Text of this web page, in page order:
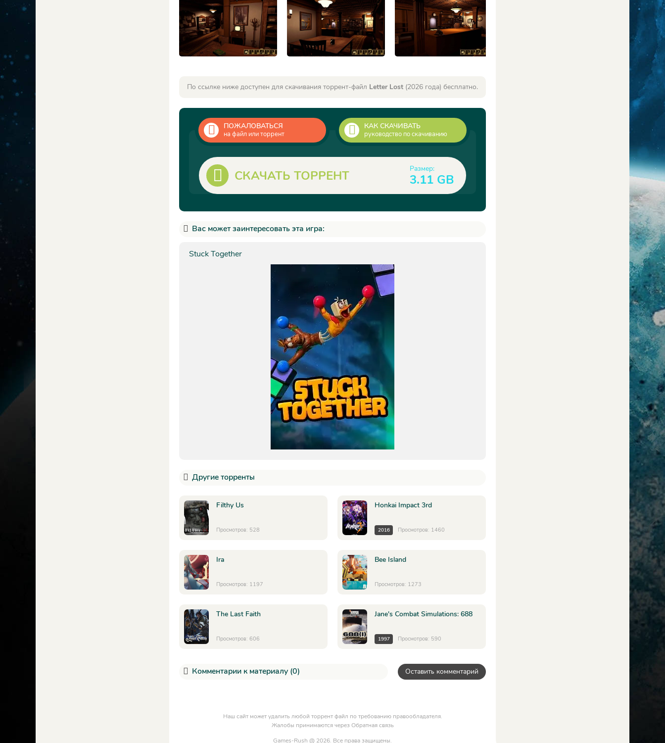
По ссылке ниже доступен для скачивания торрент-файл Letter Lost (2026 года) бесплатно.
ПОЖАЛОВАТЬСЯ
на файл или торрент
КАК СКАЧИВАТЬ
руководство по скачиванию
СКАЧАТЬ ТОРРЕНТ Размер:
3.11 GB
Вас может заинтересовать эта игра:
Stuck Together
Другие торренты
Filthy Us
Просмотров: 528
Honkai Impact 3rd
2016 Просмотров: 1460
Ira
Просмотров: 1197
Bee Island
Просмотров: 1273
The Last Faith
Просмотров: 606
Jane's Combat Simulations: 688
1997 Просмотров: 590
Комментарии к материалу (0) Оставить комментарий
Наш сайт может удалить любой торрент файл по требованию правообладателя.
Жалобы принимаются через Обратная связь
Games-Rush @ 2026. Все права защищены.